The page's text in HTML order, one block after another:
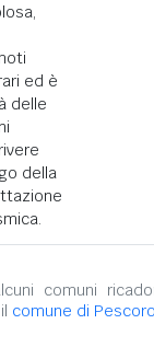
ed è
delle
della
comuni
comune di